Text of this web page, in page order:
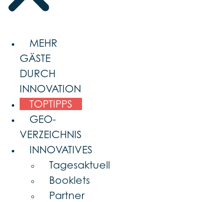
MEHR
GÄSTE
DURCH
INNOVATION
TOPTIPPS
GEO-
VERZEICHNIS
INNOVATIVES
Tagesaktuell
Booklets
Partner